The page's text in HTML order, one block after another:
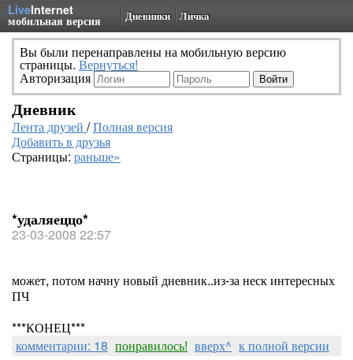
LiveInternet
мобильная версия Дневники Личка
Вы были перенаправлены на мобильную версию
страницы. Вернуться!
Авторизация
Дневник
Лента друзей /Полная версия
Добавить в друзья
Страницы: раньше»
*удаляеццо*
23-03-2008 22:57
может, потом начну новый дневник..из-за неск интересных
ПЧ
***КОНЕЦ***
комментарии: 18 понравилось! вверх^ к полной версии